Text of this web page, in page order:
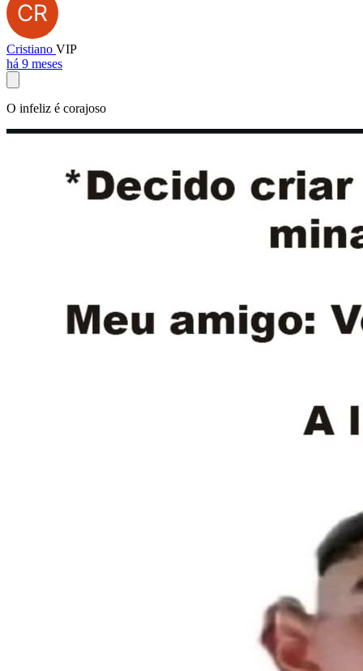
Cristiano VIP
há 9 meses
O infeliz é corajoso